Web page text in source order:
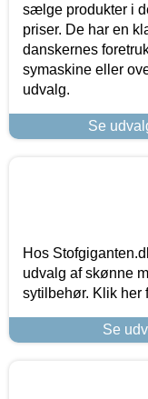
sælge produkter i
priser. De har en
danskernes
symaskine eller
udvalg.
Se
Hos
udvalg af skønne
sytilbehør. Klik her
Se